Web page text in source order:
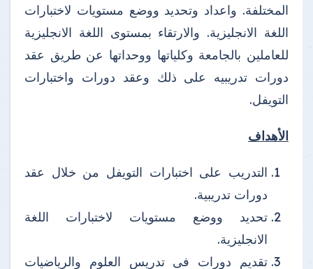
المختلفة. واعداد وتحديد ووضع مستويات لاختبارات
اللغة الانجليزية. والارتقاء بمستوى اللغة الانجليزية
للعاملين بالجامعة وكلياتها ووحداتها عن طريق عقد
دورات تدريبيه على ذلك وعقد دورات واختبارات
التويفل.
الأهداف
التدريب على اختبارات التويفل من خلال عقد
دورات تدريبية.
تحديد ووضع مستويات لاختبارات اللغة
الانجليزية.
تقديم دورات فى تدريس العلوم والرياضيات